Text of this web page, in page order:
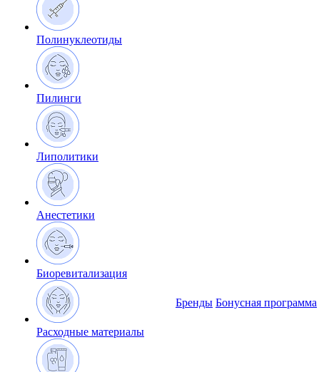
Полинуклеотиды
Пилинги
Липолитики
Анестетики
Биоревитализация
Расходные материалы
Бренды Бонусная программа